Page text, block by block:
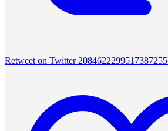
Retweet on Twitter 2084622299517387255